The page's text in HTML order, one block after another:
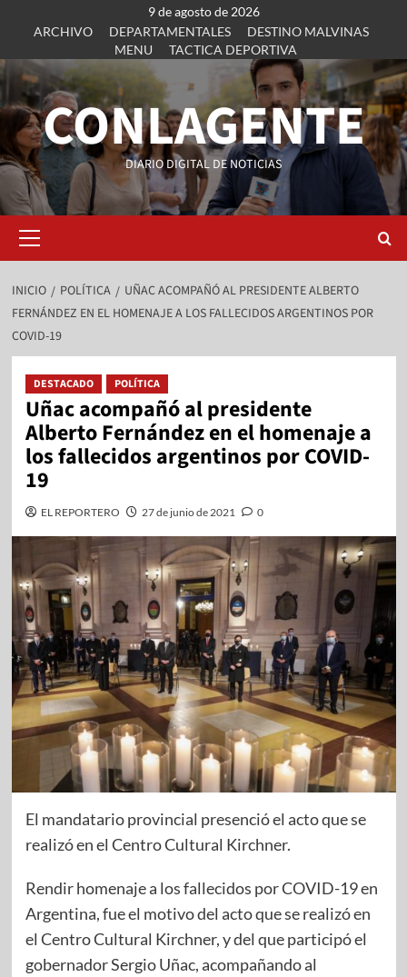
9 de agosto de 2026
ARCHIVO
DEPARTAMENTALES
DESTINO MALVINAS
MENU
TACTICA DEPORTIVA
CONLAGENTE
DIARIO DIGITAL DE NOTICIAS
INICIO POLÍTICA
UÑAC ACOMPAÑÓ AL PRESIDENTE ALBERTO
FERNÁNDEZ EN EL HOMENAJE A LOS FALLECIDOS ARGENTINOS POR
COVID-19
DESTACADO POLÍTICA
Uñac acompañó al presidente
Alberto Fernández en el homenaje a
los fallecidos argentinos por COVID-
19
EL REPORTERO 27 de junio de 2021 0
El mandatario provincial presenció el acto que se
realizó en el Centro Cultural Kirchner.
Rendir homenaje a los fallecidos por COVID-19 en
Argentina, fue el motivo del acto que se realizó en
el Centro Cultural Kirchner, y del que participó el
gobernador Sergio Uñac, acompañando al